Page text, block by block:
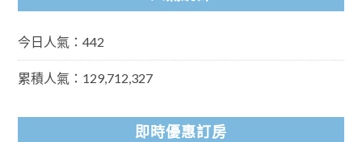
今日人氣：442
累積人氣：129,712,327
即時優惠訂房